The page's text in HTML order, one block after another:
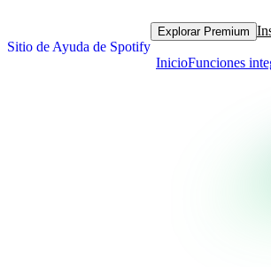
Sitio de Ayuda de Spotify
Explorar Premium
InicioFunciones